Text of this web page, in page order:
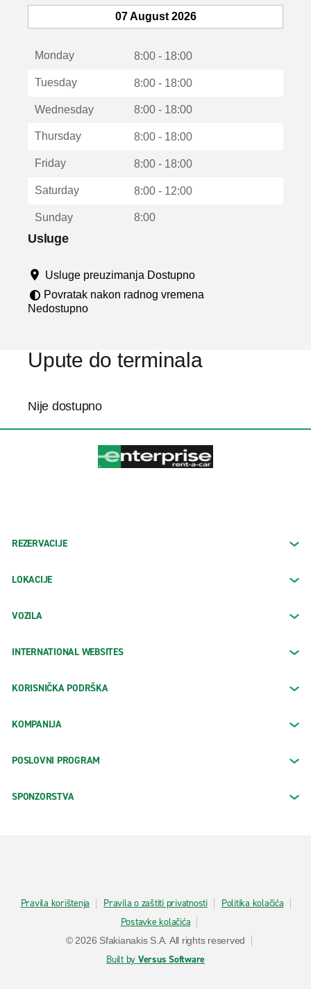
o
u
u
07 August 2026
Monday 8:00 - 18:00
Tuesday 8:00 - 18:00
Wednesday 8:00 - 18:00
Thursday 8:00 - 18:00
Friday 8:00 - 18:00
Saturday 8:00 - 12:00
Sunday 8:00
Usluge
Usluge preuzimanja Dostupno
Povratak nakon radnog vremena
Nedostupno
Upute do terminala
Nije dostupno
REZERVACIJE
LOKACIJE
VOZILA
INTERNATIONAL WEBSITES
KORISNIČKA PODRŠKA
KOMPANIJA
POSLOVNI PROGRAM
SPONZORSTVA
Pravila korištenja Pravila o zaštiti privatnosti
Politika kolačića
Postavke kolačića
© 2026 Sfakianakis S.A. All rights reserved
Built by Versus Software